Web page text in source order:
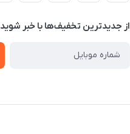
از جدید‌ترین تخفیف‌ها با‌ خبر شوید